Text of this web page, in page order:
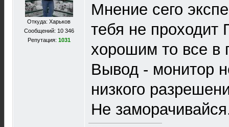
Откуда: Харьков
Сообщений: 10 346
Репутация: 1031
Мнение сего
тебя не
хорошим то все в
Вывод - монитор
низкого
Не